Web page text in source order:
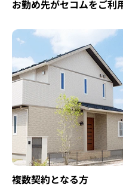
お勤め先がセコムをご利
複数契約となる方